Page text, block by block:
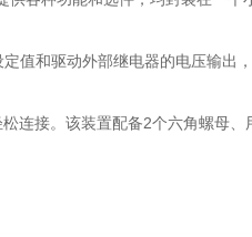
值和驱动外部继电器的电压输出
连接。该装置配备2个六角螺母